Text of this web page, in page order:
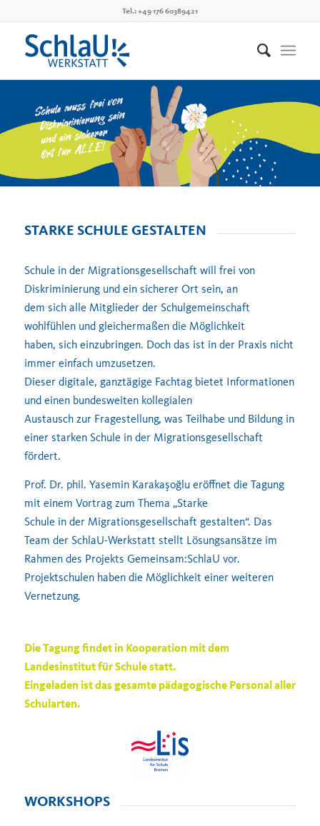
Tel.: +49 176 60389421
STARKE SCHULE GESTALTEN
Schule in der Migrationsgesellschaft will frei von
Diskriminierung und ein sicherer Ort sein, an
dem sich alle Mitglieder der Schulgemeinschaft
wohlfühlen und gleichermaßen die Möglichkeit
haben, sich einzubringen. Doch das ist in der Praxis nicht
immer einfach umzusetzen.
Dieser digitale, ganztägige Fachtag bietet Informationen
und einen bundesweiten kollegialen
Austausch zur Fragestellung, was Teilhabe und Bildung in
einer starken Schule in der Migrationsgesellschaft
fördert.
Prof. Dr. phil. Yasemin Karakaşoğlu eröffnet die Tagung
mit einem Vortrag zum Thema „Starke
Schule in der Migrationsgesellschaft gestalten“. Das
Team der SchlaU-Werkstatt stellt Lösungsansätze im
Rahmen des Projekts Gemeinsam:SchlaU vor.
Projektschulen haben die Möglichkeit einer weiteren
Vernetzung.
Die Tagung findet in Kooperation mit dem
Landesinstitut für Schule statt.
Eingeladen ist das gesamte pädagogische Personal aller
Schularten.
WORKSHOPS